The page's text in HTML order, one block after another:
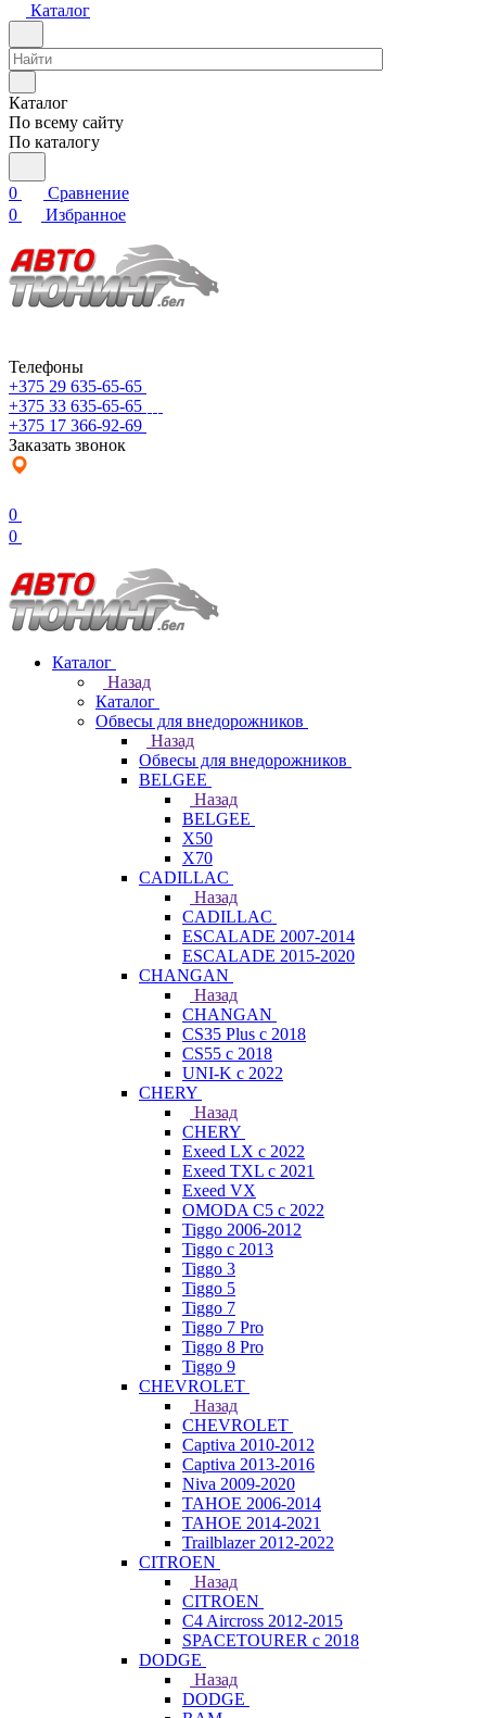
Каталог
Каталог
По всему сайту
По каталогу
0
Сравнение
0
Избранное
Телефоны
+375 29 635-65-65
+375 33 635-65-65
+375 17 366-92-69
Заказать звонок
0
0
Каталог
Назад
Каталог
Обвесы для внедорожников
Назад
Обвесы для внедорожников
BELGEE
Назад
BELGEE
X50
X70
CADILLAC
Назад
CADILLAC
ESCALADE 2007-2014
ESCALADE 2015-2020
CHANGAN
Назад
CHANGAN
CS35 Plus с 2018
CS55 с 2018
UNI-K с 2022
CHERY
Назад
CHERY
Exeed LX с 2022
Exeed TXL с 2021
Exeed VX
OMODA C5 с 2022
Tiggo 2006-2012
Tiggo с 2013
Tiggo 3
Tiggo 5
Tiggo 7
Tiggo 7 Pro
Tiggo 8 Pro
Tiggo 9
CHEVROLET
Назад
CHEVROLET
Captiva 2010-2012
Captiva 2013-2016
Niva 2009-2020
TAHOE 2006-2014
TAHOE 2014-2021
Trailblazer 2012-2022
CITROEN
Назад
CITROEN
C4 Aircross 2012-2015
SPACETOURER с 2018
DODGE
Назад
DODGE